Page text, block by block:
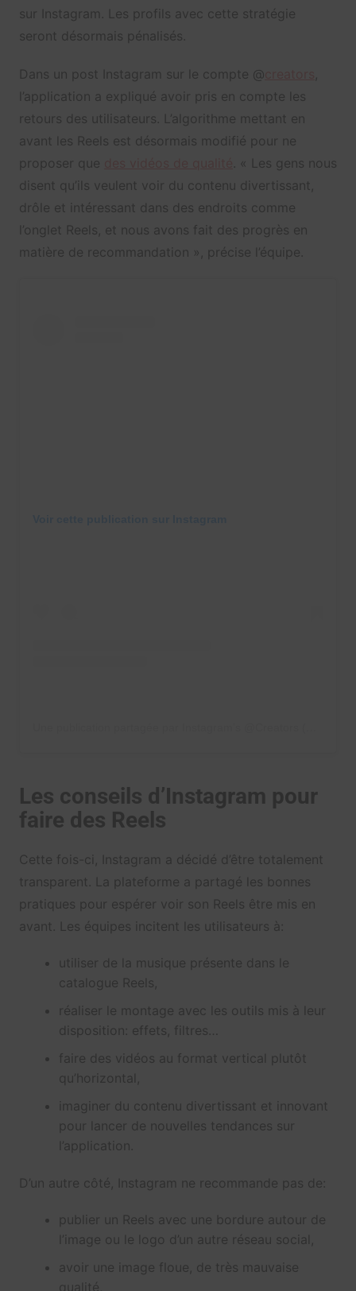
sur Instagram. Les profils avec cette stratégie
seront désormais pénalisés.
Dans un post Instagram sur le compte @
l’application a expliqué avoir pris en compte les
retours des utilisateurs. L’algorithme mettant en
avant les Reels est désormais modifié pour ne
proposer que
. « Les gens nous
disent qu’ils veulent voir du contenu divertissant,
drôle et intéressant dans des endroits comme
l’onglet Reels, et nous avons fait des progrès en
matière de recommandation », précise l’équipe.
Les conseils d’Instagram pour
faire des Reels
Cette fois-ci, Instagram a décidé d’être totalement
transparent. La plateforme a partagé les bonnes
pratiques pour espérer voir son Reels être mis en
avant. Les équipes incitent les utilisateurs à:
utiliser de la musique présente dans le
catalogue Reels,
réaliser le montage avec les outils mis à leur
disposition: effets, filtres…
faire des vidéos au format vertical plutôt
qu’horizontal,
imaginer du contenu divertissant et innovant
pour lancer de nouvelles tendances sur
l’application.
D’un autre côté, Instagram ne recommande pas de:
publier un Reels avec une bordure autour de
l’image ou le logo d’un autre réseau social,
avoir une image floue, de très mauvaise
qualité,